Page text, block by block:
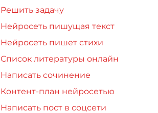
Решить задачу
Нейросеть пишущая текст
Нейросеть пишет стихи
Список литературы онлайн
Написать сочинение
Контент-план нейросетью
Написать пост в соцсети